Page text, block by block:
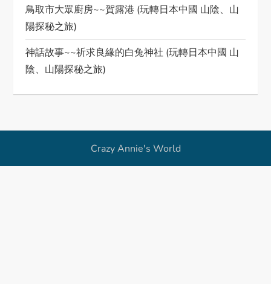
i
o
n
鳥取市大眾廚房~~賀露港 (玩轉日本中國 山陰、山
陽探秘之旅)
神話故事~~祈求良緣的白兔神社 (玩轉日本中國 山
陰、山陽探秘之旅)
Crazy Annie's World